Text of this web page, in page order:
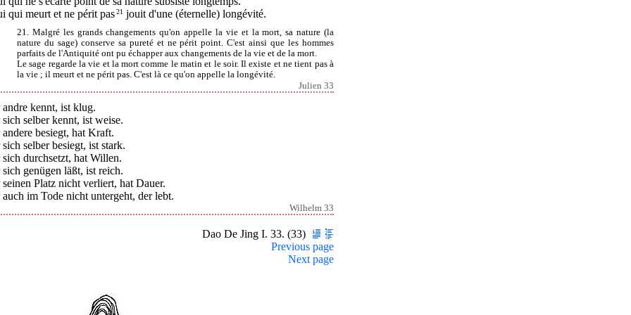
qui meurt et ne périt pas21 jouit d'une (éternelle) longévité.
21. Malgré les grands changements qu'on appelle la vie et la mort, sa nature (la
nature du sage) conserve sa pureté et ne périt point. C'est ainsi que les hommes
parfaits de l'Antiquité ont pu échapper aux changements de la vie et de la mort.
Le sage regarde la vie et la mort comme le matin et le soir. Il existe et ne tient pas à
la vie ; il meurt et ne périt pas. C'est là ce qu'on appelle la longévité.
Julien 33
andre kennt, ist klug.
sich selber kennt, ist weise.
andere besiegt, hat Kraft.
sich selber besiegt, ist stark.
sich durchsetzt, hat Willen.
sich genügen läßt, ist reich.
seinen Platz nicht verliert, hat Dauer.
auch im Tode nicht untergeht, der lebt.
Wilhelm 33
Dao De Jing I. 33. (33)
Previous page
Next page